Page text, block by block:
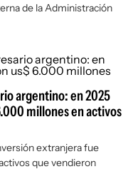
de la Administración
argentino: en 2025
millones en activos
extranjera fue
que vendieron